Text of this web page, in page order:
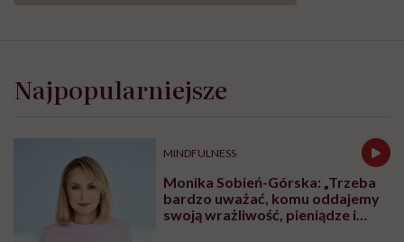
Najpopularniejsze
MINDFULNESS
Monika Sobień-Górska: „Trzeba
bardzo uważać, komu oddajemy
swoją wrażliwość, pieniądze i